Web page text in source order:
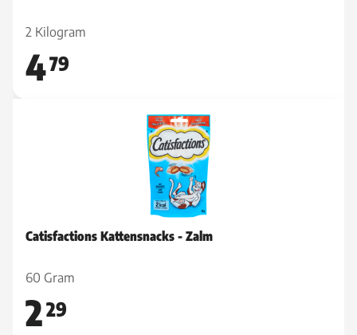
2 Kilogram
479
Catisfactions Kattensnacks - Zalm
60 Gram
229